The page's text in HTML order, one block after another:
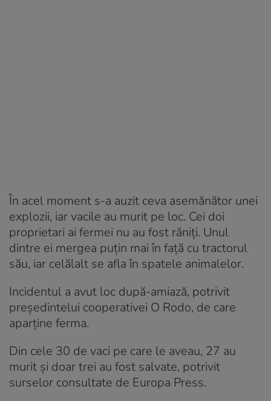
În acel moment s-a auzit ceva asemănător unei
explozii, iar vacile au murit pe loc. Cei doi
proprietari ai fermei nu au fost răniți. Unul
dintre ei mergea puțin mai în față cu tractorul
său, iar celălalt se afla în spatele animalelor.
Incidentul a avut loc după-amiază, potrivit
președintelui cooperativei O Rodo, de care
aparține ferma.
Din cele 30 de vaci pe care le aveau, 27 au
murit și doar trei au fost salvate, potrivit
surselor consultate de Europa Press.